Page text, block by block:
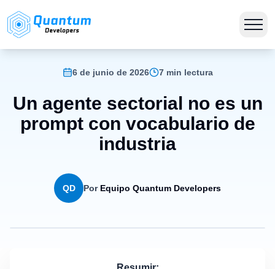
6 de junio de 2026 7 min lectura
Un agente sectorial no es un
prompt con vocabulario de
industria
QD Por Equipo Quantum Developers